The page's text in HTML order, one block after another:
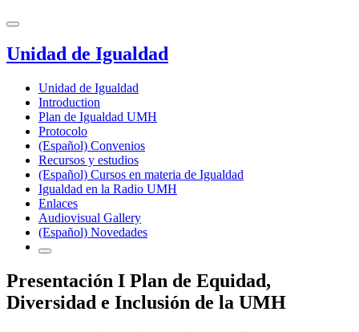
Unidad de Igualdad
Unidad de Igualdad
Introduction
Plan de Igualdad UMH
Protocolo
(Español) Convenios
Recursos y estudios
(Español) Cursos en materia de Igualdad
Igualdad en la Radio UMH
Enlaces
Audiovisual Gallery
(Español) Novedades
Presentación I Plan de Equidad,
Diversidad e Inclusión de la UMH